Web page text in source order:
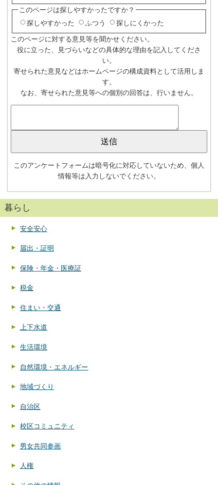
このページは探しやすかったですか？
探しやすかった
ふつう 探しにくかった
このページに対する意見等を聞かせください。
役に立った、見づらいなどの具体的な理由を記入してくださ
い。
寄せられた意見などはホームページの構成資料として活用しま
す。
なお、寄せられた意見等への個別の回答は、行いません。
このアンケートフォームは暗号化に対応していないため、個人
情報等は入力しないでください。
暮らし
安全安心
届出・証明
保険・年金・医療証
税金
住まい・交通
上下水道
生活環境
自然環境・エネルギー
地域づくり
自治区
校区コミュニティ
男女共同参画
人権